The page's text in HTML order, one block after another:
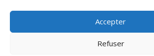
Accepter
Refuser
Numéro SIRET :51118684300039
Mentions Légales